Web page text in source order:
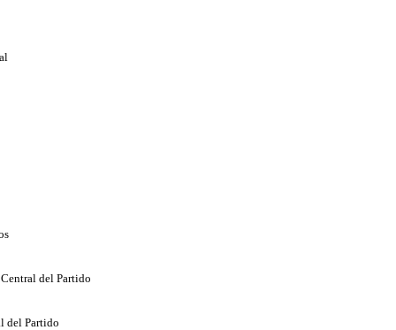
del Partido
del Partido